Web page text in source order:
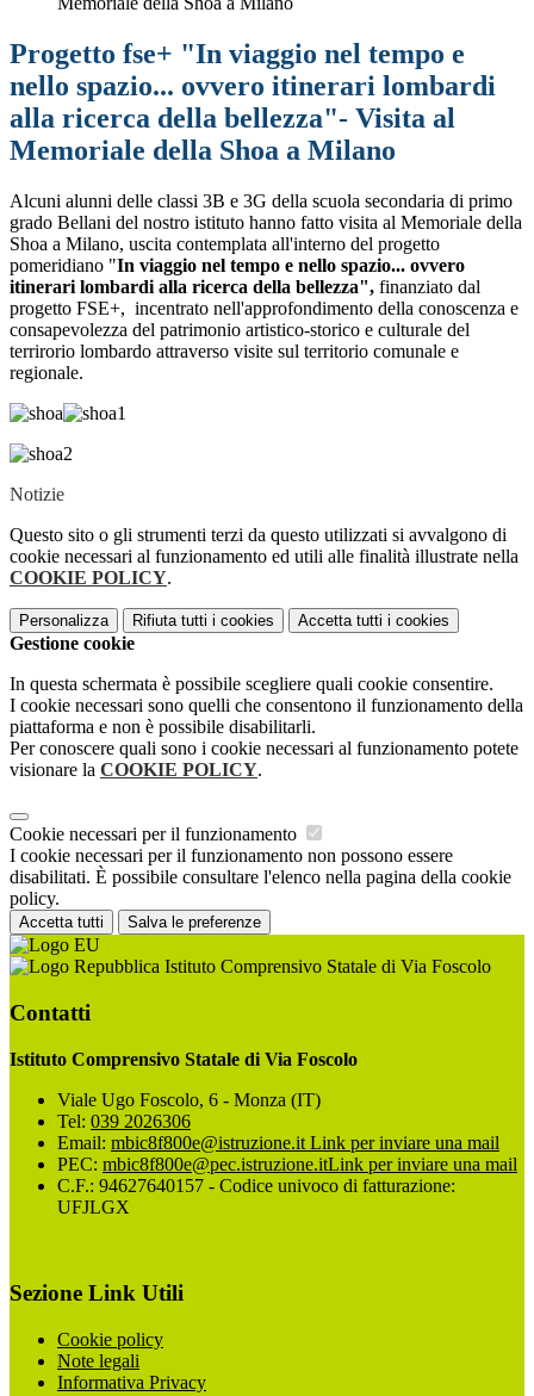
Progetto fse+ "In viaggio nel tempo e
nello spazio... ovvero itinerari lombardi
alla ricerca della bellezza"- Visita al
Memoriale della Shoa a Milano
Alcuni alunni delle classi 3B e 3G della scuola secondaria di primo
grado Bellani del nostro istituto hanno fatto visita al Memoriale della
Shoa a Milano, uscita contemplata all'interno del progetto
pomeridiano "In viaggio nel tempo e nello spazio... ovvero
itinerari lombardi alla ricerca della bellezza", finanziato dal
progetto FSE+, incentrato nell'approfondimento della conoscenza e
consapevolezza del patrimonio artistico-storico e culturale del
terrirorio lombardo attraverso visite sul territorio comunale e
regionale.
Notizie
Questo sito o gli strumenti terzi da questo utilizzati si avvalgono di
cookie necessari al funzionamento ed utili alle finalità illustrate nella
COOKIE POLICY.
Personalizza Rifiuta tutti i cookies Accetta tutti i cookies
Gestione cookie
In questa schermata è possibile scegliere quali cookie consentire.
I cookie necessari sono quelli che consentono il funzionamento della
piattaforma e non è possibile disabilitarli.
Per conoscere quali sono i cookie necessari al funzionamento potete
visionare la COOKIE POLICY.
Cookie necessari per il funzionamento
I cookie necessari per il funzionamento non possono essere
disabilitati. È possibile consultare l'elenco nella pagina della cookie
policy.
Accetta tutti Salva le preferenze
Istituto Comprensivo Statale di Via Foscolo
Contatti
Istituto Comprensivo Statale di Via Foscolo
Viale Ugo Foscolo, 6 - Monza (IT)
Tel: 039 2026306
Email: mbic8f800e@istruzione.it Link per inviare una mail
PEC: mbic8f800e@pec.istruzione.itLink per inviare una mail
C.F.: 94627640157 - Codice univoco di fatturazione:
UFJLGX
Sezione Link Utili
Cookie policy
Note legali
Informativa Privacy